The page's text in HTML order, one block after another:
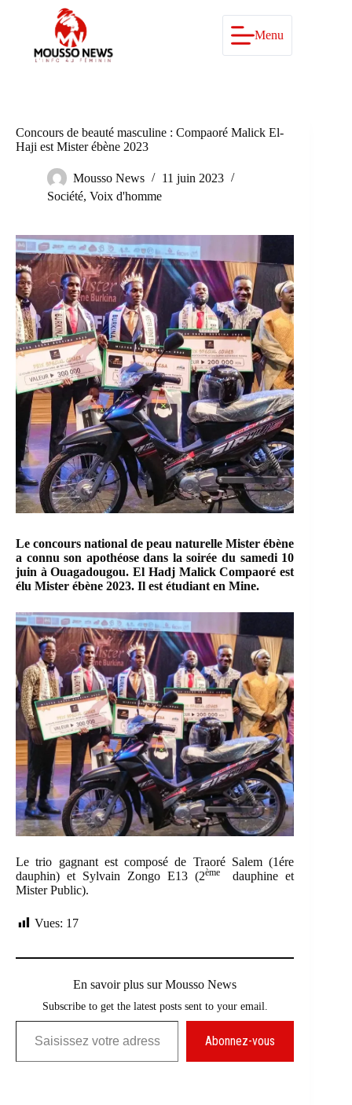
Menu
Concours de beauté masculine : Compaoré Malick El-
Haji est Mister ébène 2023
Mousso News
11 juin 2023
Société, Voix d'homme
Le concours national de peau naturelle Mister ébène
a connu son apothéose dans la soirée du samedi 10
juin à Ouagadougou. El Hadj Malick Compaoré est
élu Mister ébène 2023. Il est étudiant en Mine.
Le trio gagnant est composé de Traoré Salem (1ére
dauphin) et Sylvain Zongo E13 (2ème
dauphine et
Mister Public).
Vues: 17
En savoir plus sur Mousso News
Subscribe to get the latest posts sent to your email.
Saisissez votre adresse e-mail…
Abonnez-vous